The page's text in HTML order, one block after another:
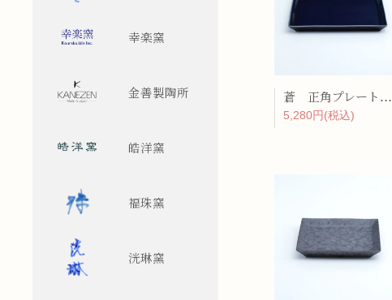
蒼 正角プレート（大）
5,280円(税込)
幸楽窯
金善製陶所
皓洋窯
福珠窯
洸琳窯